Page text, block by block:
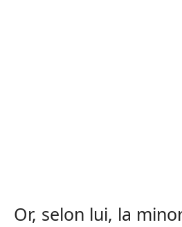
Or, selon lui, la